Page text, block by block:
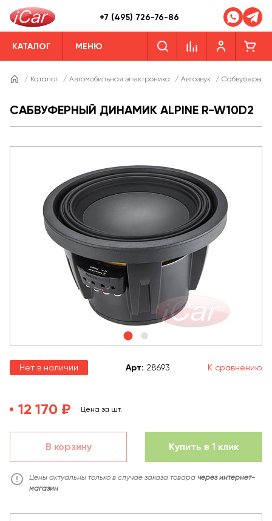
+7 (495) 726-76-86
КАТАЛОГ МЕНЮ
/ Каталог / Автомобильная электроника / Автозвук / Сабвуферы
САБВУФЕРНЫЙ ДИНАМИК ALPINE R-W10D2
Нет в наличии Арт: 28693 К сравнению
12 170 ₽ Цена за шт.
В корзину Купить в 1 клик
Цены актуальны только в случае заказа товара через интернет-
магазин